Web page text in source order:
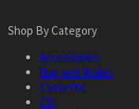
Shop By Category
Accessories
Bag and Wallet
Cassette
CD